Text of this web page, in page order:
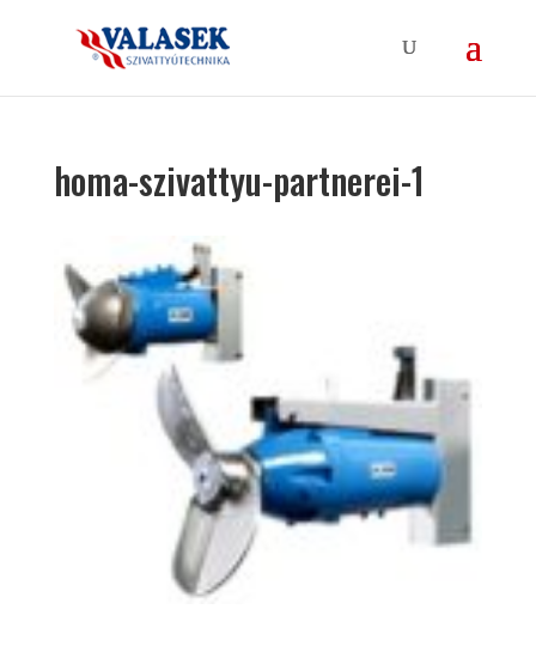
homa-szivattyu-partnerei-1